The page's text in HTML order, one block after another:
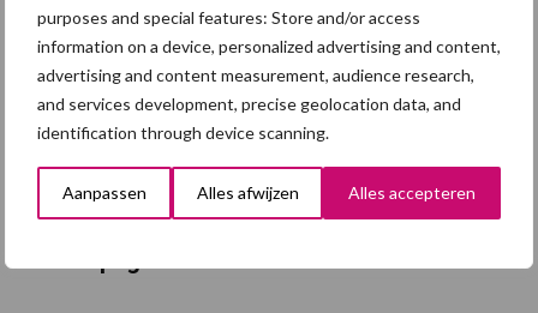
purposes and special features: Store and/or access
information on a device, personalized advertising and content,
advertising and content measurement, audience research,
and services development, precise geolocation data, and
identification through device scanning.
Aanpassen Alles afwijzen Alles accepteren
Geen voorziening voor
toekomstige investering in
luchtwassers